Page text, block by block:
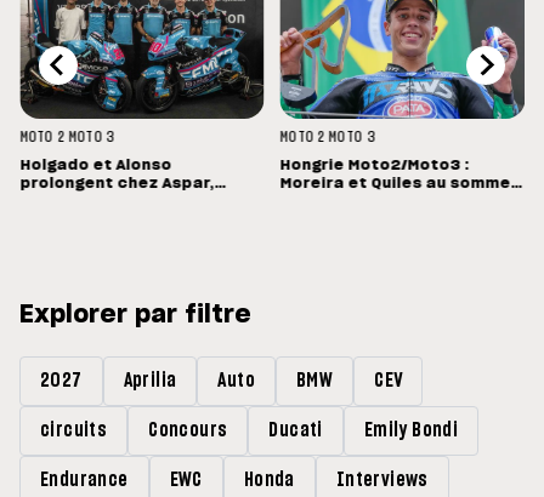
MOTO 2 MOTO 3
Holgado et Alonso
prolongent chez Aspar,
MOTO 2 MOTO 3
Hongrie Moto2/Moto3 :
Moreira et Quiles au sommet,
Explorer par filtre
2027 Aprilia Auto BMW CEV
circuits Concours Ducati Emily Bondi
Endurance EWC Honda Interviews